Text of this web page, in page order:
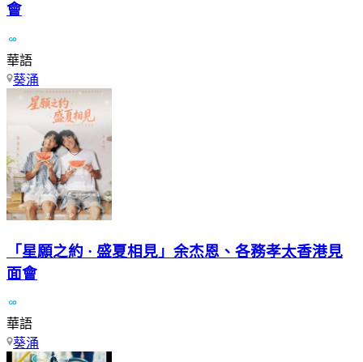
會
華語
葵涌
「星願之約 · 盛夏相見」余杰恩、各務孝太香港見
面會
華語
葵涌